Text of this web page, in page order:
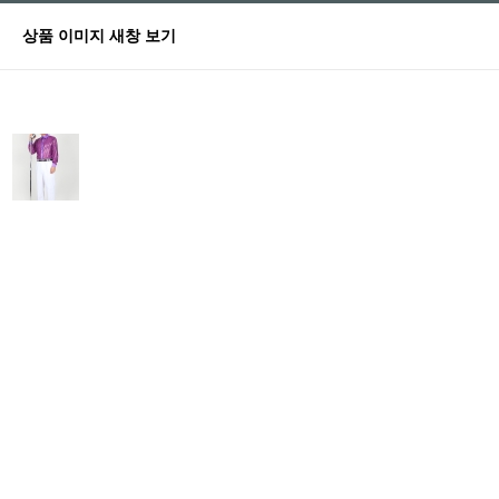
상품 이미지 새창 보기